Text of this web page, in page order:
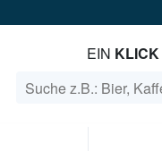
EIN KLICK